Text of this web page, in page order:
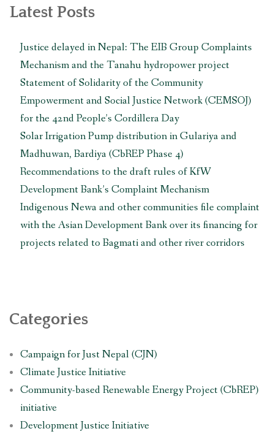
Center
in
with
the
United
government”
navigation
Latest Posts
Justice delayed in Nepal: The EIB Group Complaints
Mechanism and the Tanahu hydropower project
Statement of Solidarity of the Community
Empowerment and Social Justice Network (CEMSOJ)
for the 42nd People’s Cordillera Day
Solar Irrigation Pump distribution in Gulariya and
Madhuwan, Bardiya (CbREP Phase 4)
Recommendations to the draft rules of KfW
Development Bank’s Complaint Mechanism
Indigenous Newa and other communities file complaint
with the Asian Development Bank over its financing for
projects related to Bagmati and other river corridors
Categories
Campaign for Just Nepal (CJN)
Climate Justice Initiative
Community-based Renewable Energy Project (CbREP)
initiative
Development Justice Initiative